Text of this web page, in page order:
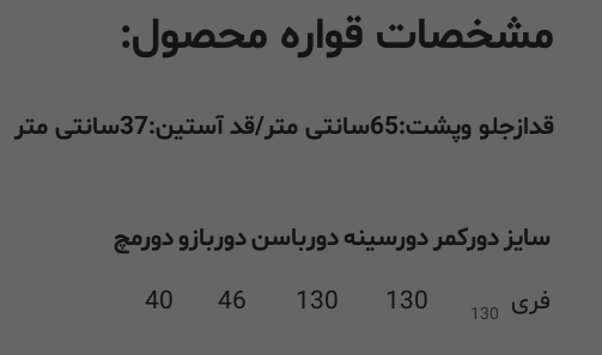
مشخصات قواره محصول:
قدازجلو وپشت:65سانتی متر/قد آستین:37سانتی متر
سایزدورکمردورسینهدورباسندوربازودورمچ
فری
130
130
130
46
40